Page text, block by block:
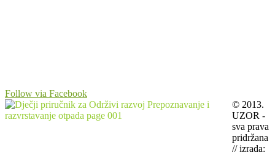
Follow via Facebook
© 2013.
UZOR -
sva prava
pridržana
// izrada: